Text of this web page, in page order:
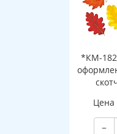
*КМ-
Цена
−